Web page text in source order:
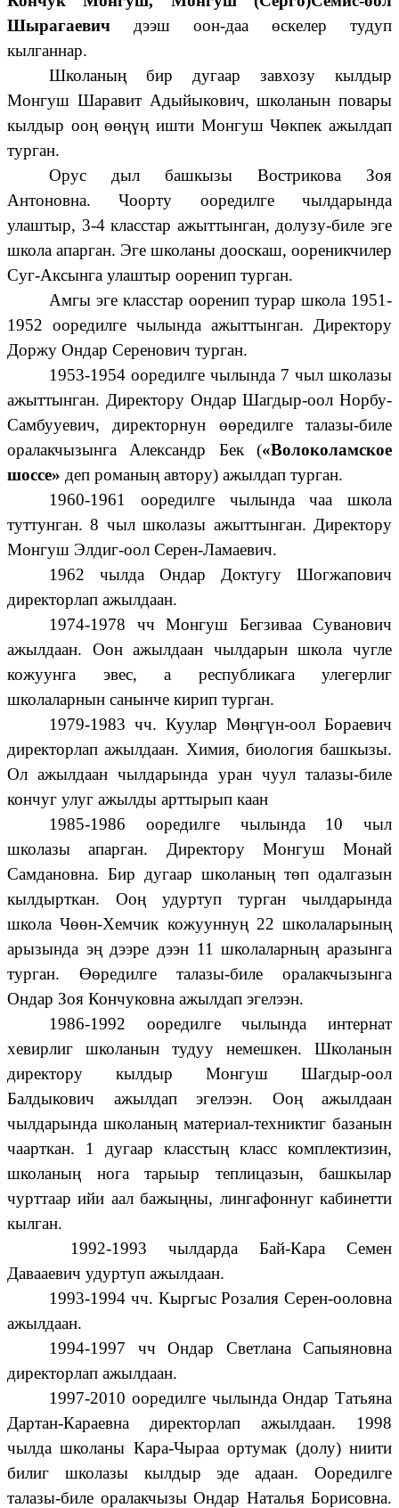
Шырагаевич дээш оон-даа өскелер тудуп
кылганнар.
Школаның бир дугаар завхозу кылдыр
Монгуш Шаравит Адыйыкович, школанын повары
кылдыр ооң өөңүң ишти Монгуш Чөкпек ажылдап
турган.
Орус дыл башкызы Вострикова Зоя
Антоновна. Чоорту ооредилге чылдарында
улаштыр, 3-4 класстар ажыттынган, долузу-биле эге
школа апарган. Эге школаны дооскаш, оореникчилер
Суг-Аксынга улаштыр ооренип турган.
Амгы эге класстар ооренип турар школа 1951-
1952 ооредилге чылында ажыттынган. Директору
Доржу Ондар Серенович турган.
1953-1954 ооредилге чылында 7 чыл школазы
ажыттынган. Директору Ондар Шагдыр-оол Норбу-
Самбууевич, директорнун өөредилге талазы-биле
оралакчызынга Александр Бек («Волоколамское
шоссе» деп романың автору) ажылдап турган.
1960-1961 ооредилге чылында чаа школа
туттунган. 8 чыл школазы ажыттынган. Директору
Монгуш Элдиг-оол Серен-Ламаевич.
1962 чылда Ондар Доктугу Шогжапович
директорлап ажылдаан.
1974-1978 чч Монгуш Бегзиваа Суванович
ажылдаан. Оон ажылдаан чылдарын школа чугле
кожуунга эвес, а республикага улегерлиг
школаларнын санынче кирип турган.
1979-1983 чч. Куулар Мөңгүн-оол Бораевич
директорлап ажылдаан. Химия, биология башкызы.
Ол ажылдаан чылдарында уран чуул талазы-биле
кончуг улуг ажылды арттырып каан
1985-1986 ооредилге чылында 10 чыл
школазы апарган. Директору Монгуш Монай
Самдановна. Бир дугаар школаның төп одалгазын
кылдырткан. Ооң удуртуп турган чылдарында
школа Чөөн-Хемчик кожууннуң 22 школаларының
арызында эң дээре дээн 11 школаларның аразынга
турган. Өөредилге талазы-биле оралакчызынга
Ондар Зоя Кончуковна ажылдап эгелээн.
1986-1992 ооредилге чылында интернат
хевирлиг школанын тудуу немешкен. Школанын
директору кылдыр Монгуш Шагдыр-оол
Балдыкович ажылдап эгелээн. Ооң ажылдаан
чылдарында школаның материал-техниктиг базанын
чаарткан. 1 дугаар класстың класс комплектизин,
школаның нога тарыыр теплицазын, башкылар
чурттаар ийи аал бажыңны, лингафоннуг кабинетти
кылган.
1992-1993 чылдарда Бай-Кара Семен
Давааевич удуртуп ажылдаан.
1993-1994 чч. Кыргыс Розалия Серен-ооловна
ажылдаан.
1994-1997 чч Ондар Светлана Сапыяновна
директорлап ажылдаан.
1997-2010 ооредилге чылында Ондар Татьяна
Дартан-Караевна директорлап ажылдаан. 1998
чылда школаны Кара-Чыраа ортумак (долу) ниити
билиг школазы кылдыр эде адаан. Ооредилге
талазы-биле оралакчызы Ондар Наталья Борисовна.